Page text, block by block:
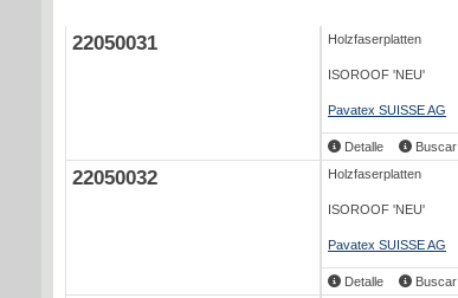
22050031 Holzfaserplatten
ISOROOF 'NEU'
Pavatex SUISSE AG
Detalle Buscar
22050032 Holzfaserplatten
ISOROOF 'NEU'
Pavatex SUISSE AG
Detalle Buscar